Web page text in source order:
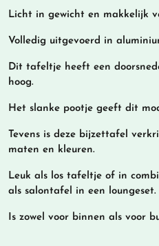
Licht in gewicht en makkelijk
Volledig uitgevoerd in
Dit tafeltje heeft een
hoog.
Het slanke pootje geeft dit
Tevens is deze bijzettafel
maten en kleuren.
Leuk als los tafeltje of in
als salontafel in een loungeset.
Is zowel voor binnen als voor